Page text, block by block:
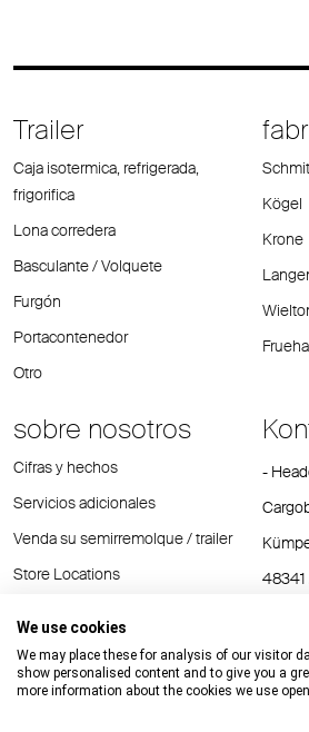
Trailer
Caja isotermica, refrigerada,
frigorifica
Lona corredera
Basculante / Volquete
Furgón
Portacontenedor
Otro
Kögel
Krone
sobre nosotros
Cifras y hechos
Servicios adicionales
Venda su semirremolque / trailer
Store Locations
-
E-
We use cookies
We may place these for analysis of our visitor
show personalised content and to give you a
more information about the cookies we use